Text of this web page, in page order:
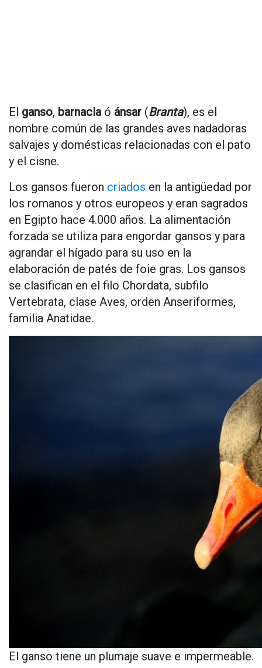
El ganso, barnaclaó ánsar (Branta), es el
nombre común de las grandes aves nadadoras
salvajes y domésticas relacionadas con el pato
y el cisne.
Los gansos fueron criados en la antigüedad por
los romanos y otros europeos y eran sagrados
en Egipto hace 4.000 años. La alimentación
forzada se utiliza para engordar gansos y para
agrandar el hígado para su uso en la
elaboración de patés de foie gras. Los gansos
se clasifican en el filo Chordata, subfilo
Vertebrata, clase Aves, orden Anseriformes,
familia Anatidae.
El ganso tiene un plumaje suave e impermeable.